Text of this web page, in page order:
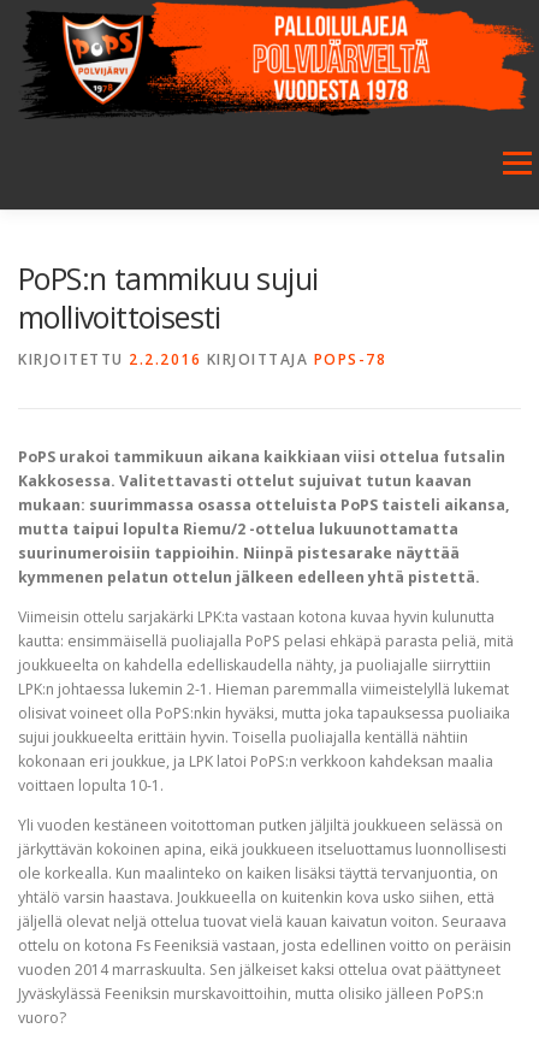
Siirry
sisältöön
PoPS:n tammikuu sujui
mollivoittoisesti
KIRJOITETTU 2.2.2016 KIRJOITTAJA POPS-78
PoPS urakoi tammikuun aikana kaikkiaan viisi ottelua futsalin
Kakkosessa. Valitettavasti ottelut sujuivat tutun kaavan
mukaan: suurimmassa osassa otteluista PoPS taisteli aikansa,
mutta taipui lopulta Riemu/2 -ottelua lukuunottamatta
suurinumeroisiin tappioihin. Niinpä pistesarake näyttää
kymmenen pelatun ottelun jälkeen edelleen yhtä pistettä.
Viimeisin ottelu sarjakärki LPK:ta vastaan kotona kuvaa hyvin kulunutta
kautta: ensimmäisellä puoliajalla PoPS pelasi ehkäpä parasta peliä, mitä
joukkueelta on kahdella edelliskaudella nähty, ja puoliajalle siirryttiin
LPK:n johtaessa lukemin 2-1. Hieman paremmalla viimeistelyllä lukemat
olisivat voineet olla PoPS:nkin hyväksi, mutta joka tapauksessa puoliaika
sujui joukkueelta erittäin hyvin. Toisella puoliajalla kentällä nähtiin
kokonaan eri joukkue, ja LPK latoi PoPS:n verkkoon kahdeksan maalia
voittaen lopulta 10-1.
Yli vuoden kestäneen voitottoman putken jäljiltä joukkueen selässä on
järkyttävän kokoinen apina, eikä joukkueen itseluottamus luonnollisesti
ole korkealla. Kun maalinteko on kaiken lisäksi täyttä tervanjuontia, on
yhtälö varsin haastava. Joukkueella on kuitenkin kova usko siihen, että
jäljellä olevat neljä ottelua tuovat vielä kauan kaivatun voiton. Seuraava
ottelu on kotona Fs Feeniksiä vastaan, josta edellinen voitto on peräisin
vuoden 2014 marraskuulta. Sen jälkeiset kaksi ottelua ovat päättyneet
Jyväskylässä Feeniksin murskavoittoihin, mutta olisiko jälleen PoPS:n
vuoro?